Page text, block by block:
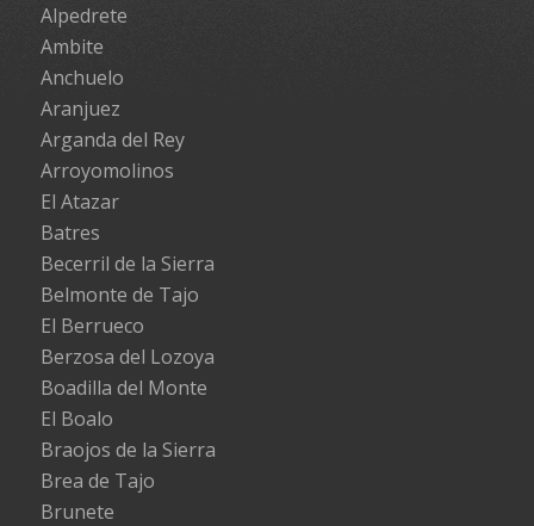
Alpedrete
Ambite
Anchuelo
Aranjuez
Arganda del Rey
Arroyomolinos
El Atazar
Batres
Becerril de la Sierra
Belmonte de Tajo
El Berrueco
Berzosa del Lozoya
Boadilla del Monte
El Boalo
Braojos de la Sierra
Brea de Tajo
Brunete